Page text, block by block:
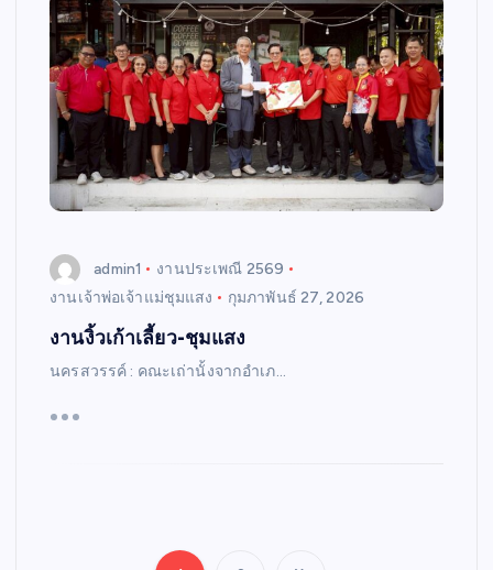
admin1
งานประเพณี 2569
งานเจ้าพ่อเจ้าแม่ชุมแสง
กุมภาพันธ์ 27, 2026
งานงิ้วเก้าเลี้ยว-ชุมแสง
นครสวรรค์ : คณะเถ่านั้งจากอำเภ…